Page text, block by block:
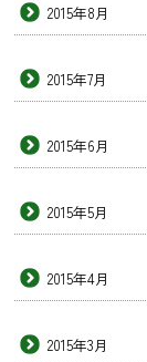
2015年8月
2015年7月
2015年6月
2015年5月
2015年4月
2015年3月